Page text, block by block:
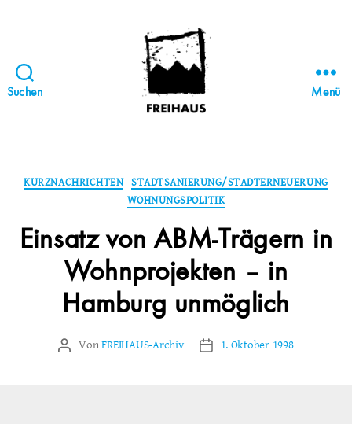
Suchen
STATTBAU
HAMBURG
Menü
Kategorien
KURZNACHRICHTEN STADTSANIERUNG/STADTERNEUERUNG
WOHNUNGSPOLITIK
Einsatz von ABM-Trägern in
Wohnprojekten – in
Hamburg unmöglich
Beitragsautor
VonFREIHAUS-Archiv Veröffentlichungsdatum
1. Oktober 1998